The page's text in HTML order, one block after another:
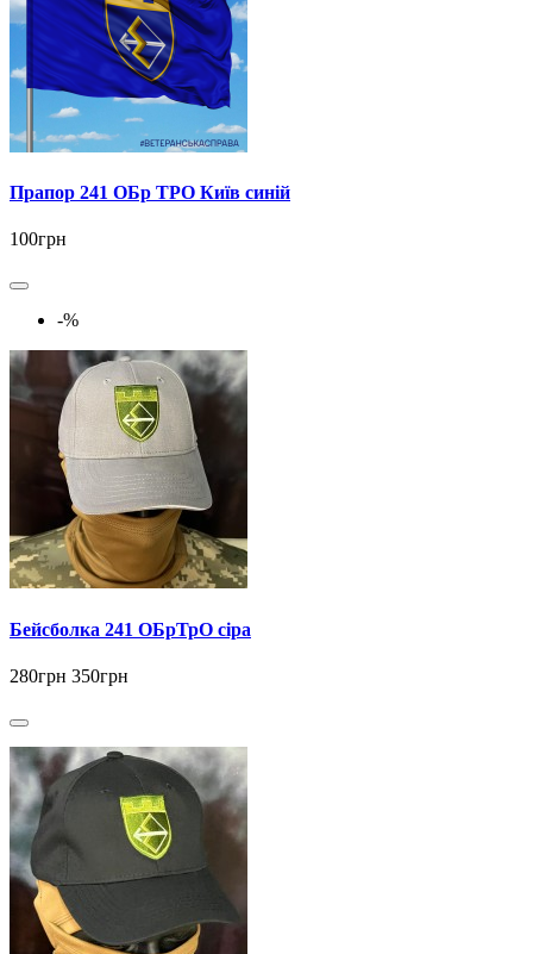
Прапор 241 ОБр ТРО Київ синій
100грн
-%
Бейсболка 241 ОБрТрО сіра
280грн 350грн